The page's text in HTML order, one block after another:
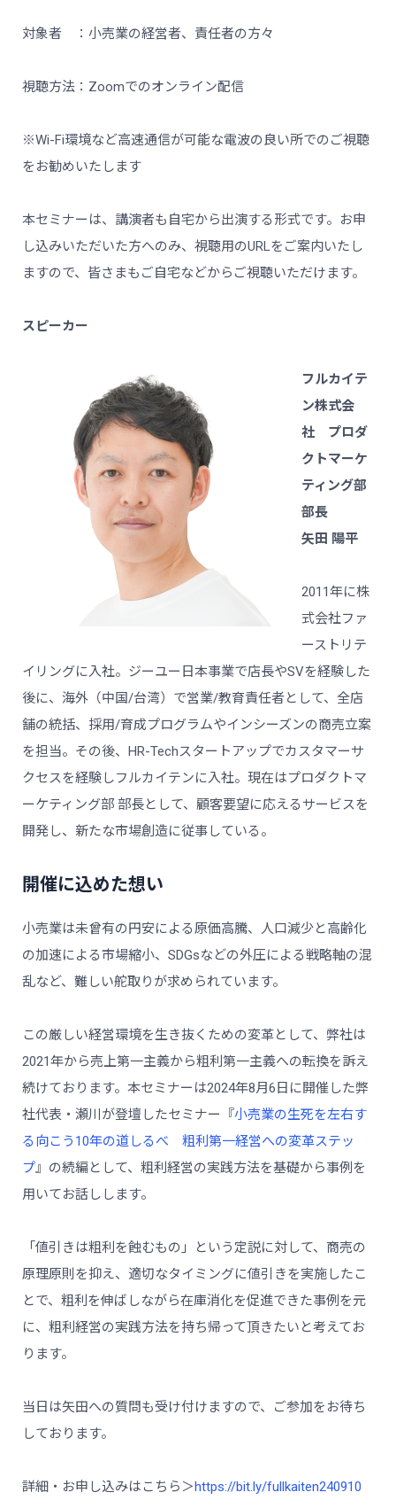
対象者 ：小売業の経営者、責任者の方々
視聴方法：Zoomでのオンライン配信
※Wi-Fi環境など高速通信が可能な電波の良い所でのご視聴
をお勧めいたします
本セミナーは、講演者も自宅から出演する形式です。お申
し込みいただいた方へのみ、視聴用のURLをご案内いたし
ますので、皆さまもご自宅などからご視聴いただけます。
スピーカー
フルカイテ
ン株式会
社 プロダ
クトマーケ
ティング部
部長
矢田 陽平
2011年に株
式会社ファ
ーストリテ
イリングに入社。ジーユー日本事業で店長やSVを経験した
後に、海外（中国/台湾）で営業/教育責任者として、全店
舗の統括、採用/育成プログラムやインシーズンの商売立案
を担当。その後、HR-Techスタートアップでカスタマーサ
クセスを経験しフルカイテンに入社。現在はプロダクトマ
ーケティング部 部長として、顧客要望に応えるサービスを
開発し、新たな市場創造に従事している。
開催に込めた想い
小売業は未曾有の円安による原価高騰、人口減少と高齢化
の加速による市場縮小、SDGsなどの外圧による戦略軸の混
乱など、難しい舵取りが求められています。
この厳しい経営環境を生き抜くための変革として、弊社は
2021年から売上第一主義から粗利第一主義への転換を訴え
続けております。本セミナーは2024年8月6日に開催した弊
社代表・瀬川が登壇したセミナー『小売業の生死を左右す
る向こう10年の道しるべ 粗利第一経営への変革ステッ
プ』の続編として、粗利経営の実践方法を基礎から事例を
用いてお話しします。
「値引きは粗利を蝕むもの」という定説に対して、商売の
原理原則を抑え、適切なタイミングに値引きを実施したこ
とで、粗利を伸ばしながら在庫消化を促進できた事例を元
に、粗利経営の実践方法を持ち帰って頂きたいと考えてお
ります。
当日は矢田への質問も受け付けますので、ご参加をお待ち
しております。
詳細・お申し込みはこちら＞https://bit.ly/fullkaiten240910